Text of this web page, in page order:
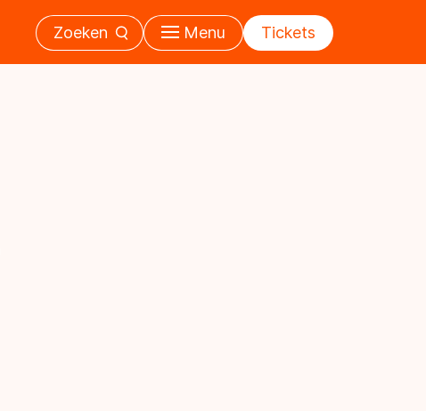
Zoeken Menu Tickets